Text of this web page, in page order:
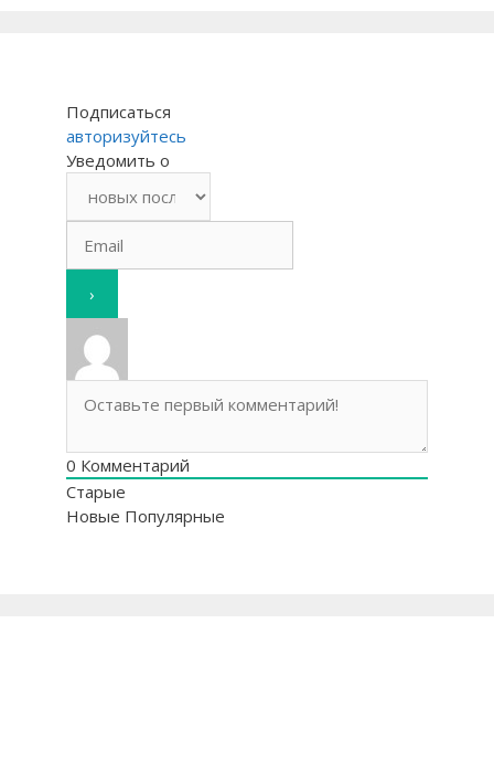
Подписаться
авторизуйтесь
Уведомить о
0 Комментарий
Старые
Новые Популярные